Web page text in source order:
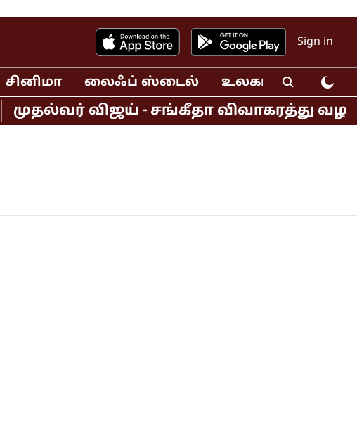
Sign in
சினிமா லைஃப் ஸ்டைல் உலகம்
முதல்வர் விஜய் - சங்கீதா விவாகரத்து